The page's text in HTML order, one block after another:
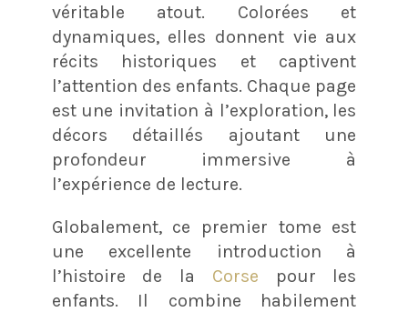
véritable atout. Colorées et
dynamiques, elles donnent vie aux
récits historiques et captivent
l’attention des enfants. Chaque page
est une invitation à l’exploration, les
décors détaillés ajoutant une
profondeur immersive à
l’expérience de lecture.
Globalement, ce premier tome est
une excellente introduction à
l’histoire de la Corse
pour les
enfants. Il combine habilement